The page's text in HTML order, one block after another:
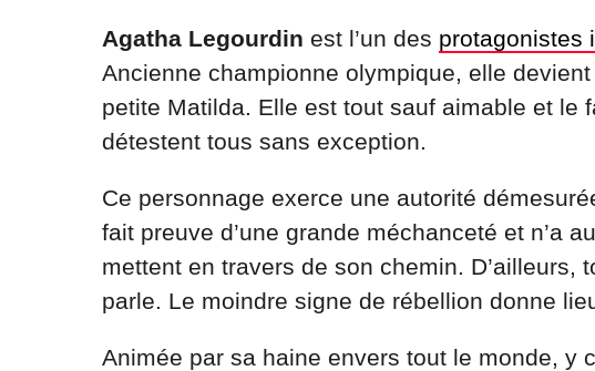
Agatha Legourdin est l’un des protagonistes
Ancienne championne olympique, elle devient
petite Matilda. Elle est tout sauf aimable et le
détestent tous sans exception.
Ce personnage exerce une autorité
fait preuve d’une grande méchanceté et n’a
mettent en travers de son chemin. D’ailleurs,
parle. Le moindre signe de rébellion donne
Animée par sa haine envers tout le monde, y